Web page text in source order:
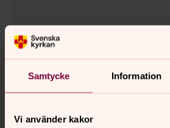
Samtycke Information
Vi använder kakor
Tillbaka till toppen
Tillbaka till innehållet
Kontakt